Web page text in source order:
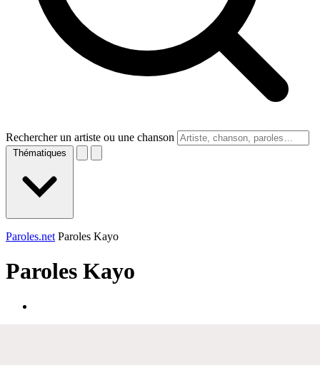
Rechercher un artiste ou une chanson
Thématiques
Paroles.net Paroles Kayo
Paroles Kayo